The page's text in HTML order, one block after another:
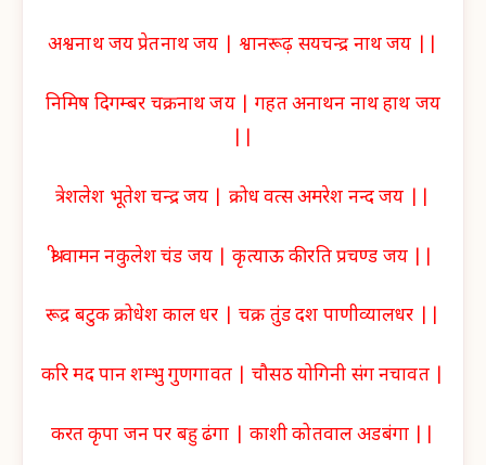
अश्वनाथ जय प्रेतनाथ जय | श्वानरूढ़ सयचन्द्र नाथ जय ||
निमिष दिगम्बर चक्रनाथ जय | गहत अनाथन नाथ हाथ जय
त्रेशलेश भूतेश चन्द्र जय | क्रोध वत्स अमरेश नन्द जय ||
श्री वामन नकुलेश चंड जय | कृत्याऊ कीरति प्रचण्ड जय ||
रूद्र बटुक क्रोधेश काल धर | चक्र तुंड दश पाणीव्यालधर ||
करि मद पान शम्भु गुणगावत | चौसठ योगिनी संग नचावत |
करत कृपा जन पर बहु ढंगा | काशी कोतवाल अडबंगा ||